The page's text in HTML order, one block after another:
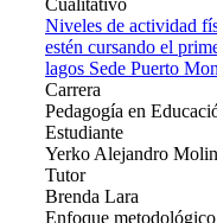
Cualitativo
Niveles de actividad
estén cursando el
lagos Sede Puerto
Carrera
Pedagogía en
Estudiante
Yerko Alejandro
Tutor
Brenda Lara
Enfoque metodológico